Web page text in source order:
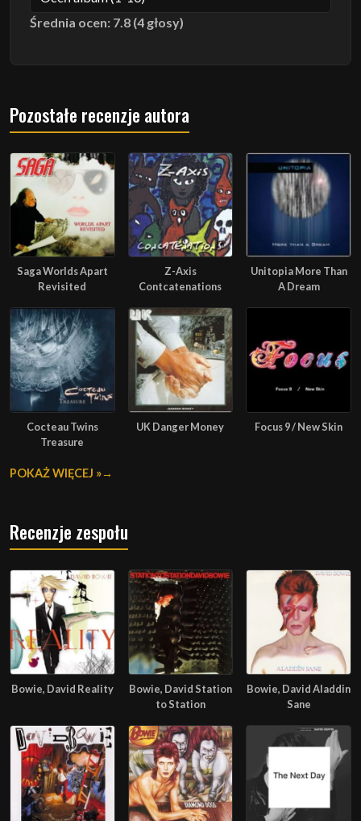
Średnia ocen: 7.8 (4 głosy)
Pozostałe recenzje autora
Saga Worlds Apart
Revisited
Z-Axis
Contcatenations
Unitopia More Than
A Dream
Cocteau Twins
Treasure
UK Danger Money Focus 9 / New Skin
POKAŻ WIĘCEJ »
Recenzje zespołu
Bowie, David Reality
Bowie, David Station
to Station
Bowie, David Aladdin
Sane